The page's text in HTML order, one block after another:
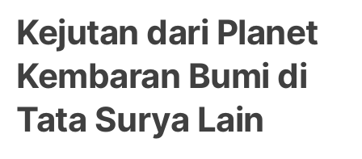
Kejutan dari Planet
Kembaran Bumi di
Tata Surya Lain